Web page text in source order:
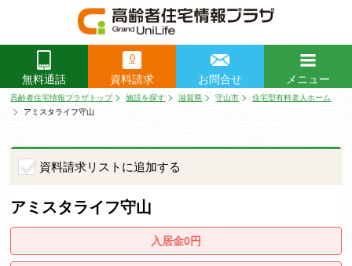
無料通話
0
資料請求 お問合せ
メニュー
閉じる
高齢者住宅情報プラザトップ 施設を探す 滋賀県 守山市
住宅型有料老人ホーム
アミスタライフ守山
資料請求リストに追加する
アミスタライフ守山
入居金0円